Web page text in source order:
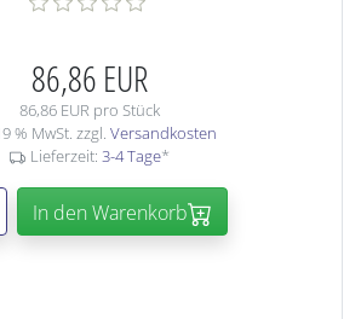
86,86 EUR
86,86 EUR pro Stück
% MwSt. zzgl. Versandkosten
Lieferzeit: 3-4 Tage*
In den Warenkorb